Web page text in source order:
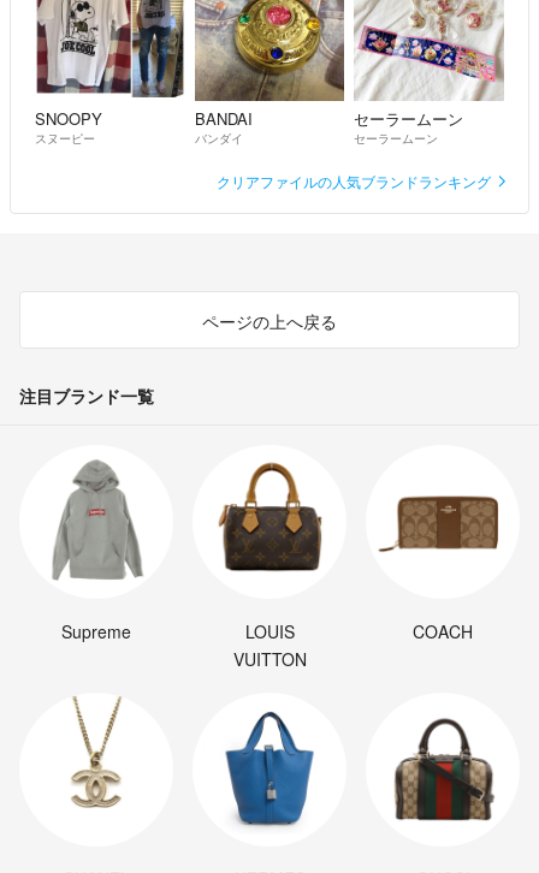
SNOOPY
スヌーピー
BANDAI
バンダイ
セーラームーン
セーラームーン
クリアファイルの人気ブランドランキング
ページの上へ戻る
注目ブランド一覧
Supreme
LOUIS
VUITTON
COACH